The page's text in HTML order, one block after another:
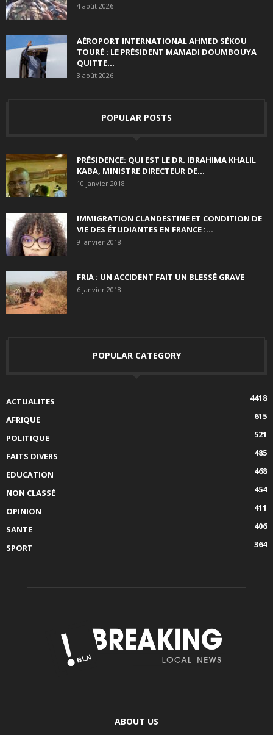
4 août 2026
AÉROPORT INTERNATIONAL AHMED SÉKOU
TOURÉ : LE PRÉSIDENT MAMADI DOUMBOUYA
QUITTE...
3 août 2026
POPULAR POSTS
PRÉSIDENCE: QUI EST LE DR. IBRAHIMA KHALIL
KABA, MINISTRE DIRECTEUR DE...
10 janvier 2018
IMMIGRATION CLANDESTINE ET CONDITION DE
VIE DES ÉTUDIANTES EN FRANCE :...
9 janvier 2018
FRIA : UN ACCIDENT FAIT UN BLESSÉ GRAVE
6 janvier 2018
POPULAR CATEGORY
ACTUALITES
4418
AFRIQUE
615
POLITIQUE
521
FAITS DIVERS
485
EDUCATION
468
NON CLASSÉ
454
OPINION
411
SANTE
406
SPORT
364
ABOUT US